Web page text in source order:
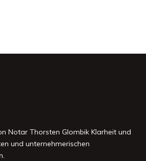
Notar Thorsten Glombik Klarheit und
und unternehmerischen